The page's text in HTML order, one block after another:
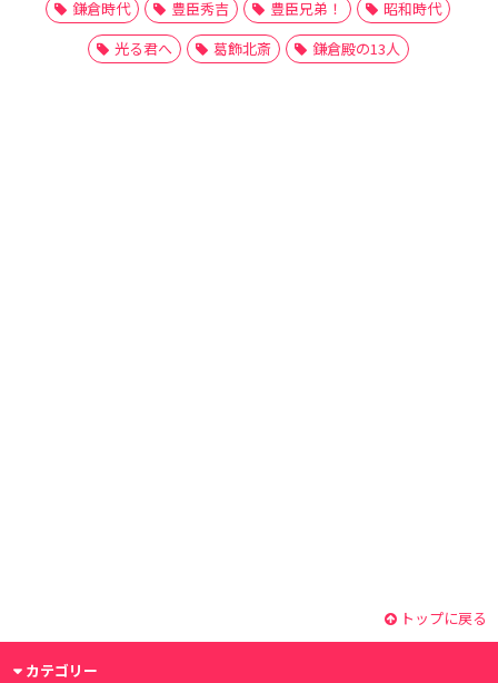
鎌倉時代
豊臣秀吉 豊臣兄弟！
昭和時代
光る君へ
葛飾北斎 鎌倉殿の13人
トップに戻る
カテゴリー